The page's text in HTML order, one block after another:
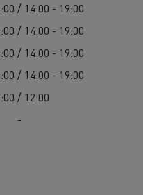
/ 14:00 - 19:00
/ 14:00 - 19:00
/ 14:00 - 19:00
/ 14:00 - 19:00
/ 12:00
-